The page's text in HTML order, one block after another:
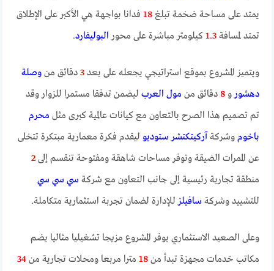
يمتد على مساحة ضخمة تبلغ18 فدانا بواجهة هي الأكبر على الإطلاق
تمتد لمسافة1.3 كيلومتر مباشرة على محور البوليفارد.
ويتميز المشروع بموقع استراتيجي يجعله على بعد3 دقائق منوصلة
دهشور و8 دقائق من مول العرب ليضمن تدفقا مستمرا للزوار وقد
تم تصميم هذا الصرح بالتعاون مع كيانات عالمية كبرى مثل محرم
باخوم وشركةآركيتكتشر ستوديو ليقدم فكرة معمارية مبتكرة تتخلى
عن الممرات الضيقة وتوفر مساحات شاهقة ومفتوحة تنقسم إلى2
منطقة تجارية رئيسية إلى جانب التعاون مع شركة سي سي سي
للتشييد وشركة سافيلز للإدارة لضمان تجربة استثمارية متكاملة.
وعلى الصعيد الاستثماري يوفر المشروع مزيجا تشغيليا مثاليا يضم
مكاتب خدمات مجهزة تبدأ من18 مترا مربعا ومحلات تجارية من34